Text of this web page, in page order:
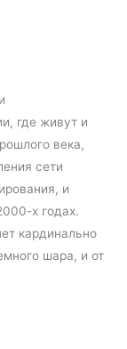
где живут и
века,
сети
и
х годах.
кардинально
шара, и от